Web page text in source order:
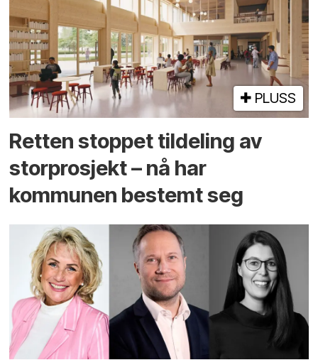
PLUSS
Retten stoppet tildeling av
storprosjekt – nå har
kommunen bestemt seg